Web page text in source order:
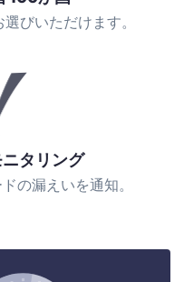
びいただけます。
タリング
の漏えいを通知。